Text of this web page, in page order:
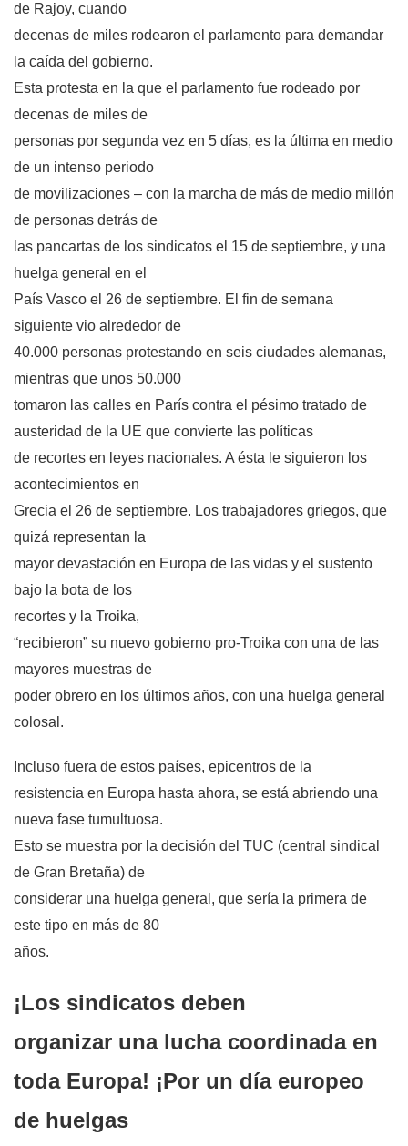
de Rajoy, cuando
decenas de miles rodearon el parlamento para demandar
la caída del gobierno.
Esta protesta en la que el parlamento fue rodeado por
decenas de miles de
personas por segunda vez en 5 días, es la última en medio
de un intenso periodo
de movilizaciones – con la marcha de más de medio millón
de personas detrás de
las pancartas de los sindicatos el 15 de septiembre, y una
huelga general en el
País Vasco el 26 de septiembre. El fin de semana
siguiente vio alrededor de
40.000 personas protestando en seis ciudades alemanas,
mientras que unos 50.000
tomaron las calles en París contra el pésimo tratado de
austeridad de la UE que convierte las políticas
de recortes en leyes nacionales. A ésta le siguieron los
acontecimientos en
Grecia el 26 de septiembre. Los trabajadores griegos, que
quizá representan la
mayor devastación en Europa de las vidas y el sustento
bajo la bota de los
recortes y la Troika,
“recibieron” su nuevo gobierno pro-Troika con una de las
mayores muestras de
poder obrero en los últimos años, con una huelga general
colosal.
Incluso fuera de estos países, epicentros de la
resistencia en Europa hasta ahora, se está abriendo una
nueva fase tumultuosa.
Esto se muestra por la decisión del TUC (central sindical
de Gran Bretaña) de
considerar una huelga general, que sería la primera de
este tipo en más de 80
años.
¡Los sindicatos deben
organizar una lucha coordinada en
toda Europa! ¡Por un día europeo
de huelgas